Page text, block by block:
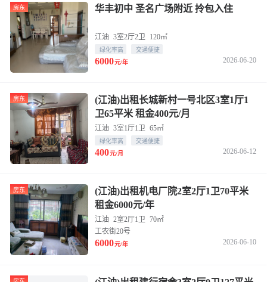
房东 华丰初中 圣名广场附近 拎包入住
江油 3室2厅2卫 120㎡
绿化率高 交通便捷
6000元/年 2026-06-20
房东
(江油)出租长城新村一号北区3室1厅1
卫65平米 租金400元/月
江油 3室1厅1卫 65㎡
绿化率高 交通便捷
400元/月 2026-06-12
房东
(江油)出租机电厂院2室2厅1卫70平米
租金6000元/年
江油 2室2厅1卫 70㎡
工农街20号
6000元/年 2026-06-10